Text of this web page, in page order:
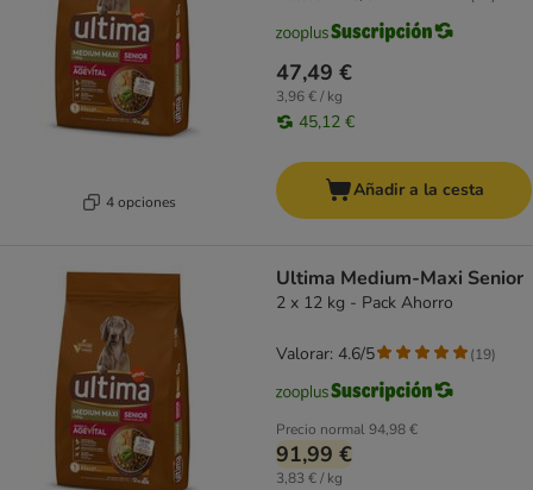
4 opciones
47,49 €
3,96 € / kg
45,12 €
Añadir a la cesta
Ultima Medium-Maxi Senior
2 x 12 kg - Pack Ahorro
Precio normal94,98 €
91,99 €
3,83 € / kg
Valorar: 4.6/5 (19)